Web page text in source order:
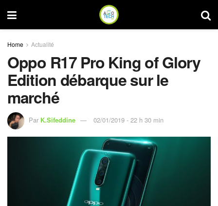
Home Actualité
Oppo R17 Pro King of Glory
Edition débarque sur le
marché
Par K.Sifeddine 02/01/2019 - 22 h 30 min